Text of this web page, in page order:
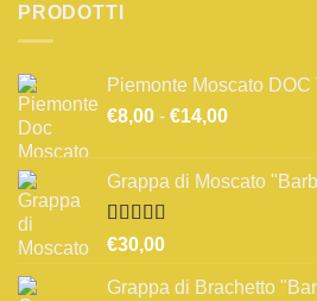
PRODOTTI
Piemonte Moscato DOC
€8,00 - €14,00Fascia
da
Grappa di Moscato
Valutato
su 5
€30,00
Grappa di Brachetto